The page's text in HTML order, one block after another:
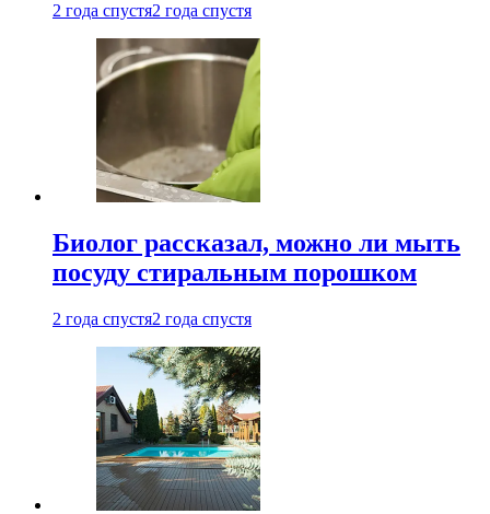
2 года спустя2 года спустя
Биолог рассказал, можно ли мыть
посуду стиральным порошком
2 года спустя2 года спустя